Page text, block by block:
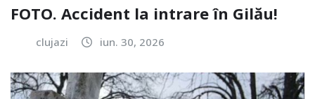
FOTO. Accident la intrare în Gilău!
clujazi iun. 30, 2026